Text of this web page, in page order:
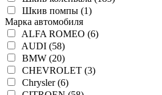
Шкив помпы (1)
Марка автомобиля
ALFA ROMEO (6)
AUDI (58)
BMW (20)
CHEVROLET (3)
Chrysler (6)